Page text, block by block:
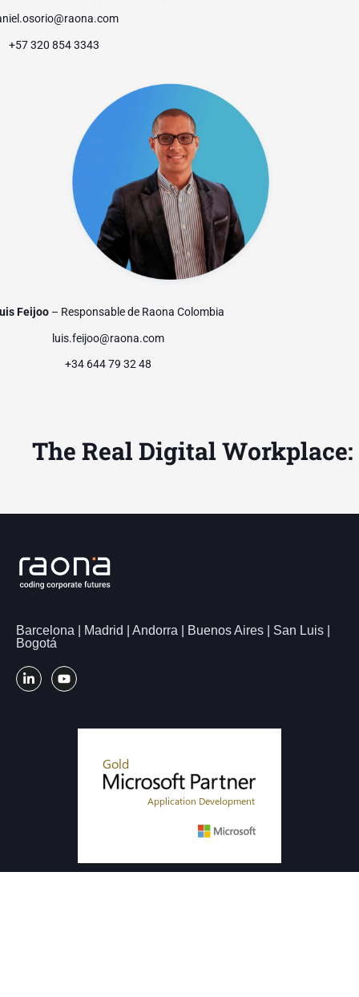
+57 320 854 3343
Feijoo– Responsable de Raona Colombia
luis.feijoo@raona.com
+34 644 79 32 48
The Real Digital Workplace:
Barcelona | Madrid | Andorra | Buenos Aires | San Luis |
Bogotá